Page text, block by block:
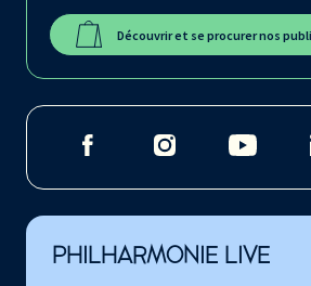
Découvrir et se procurer nos
PHILHARMONIE LIVE